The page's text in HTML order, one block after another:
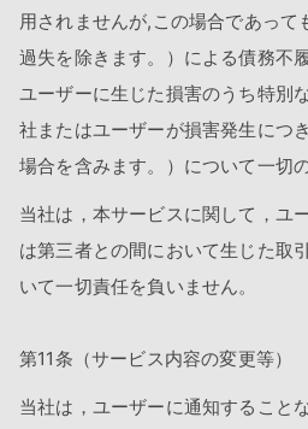
用されませんが,この場合であって
過失を除きます。）による債務不
ユーザーに生じた損害のうち特別
社またはユーザーが損害発生につ
場合を含みます。）について一切
当社は，本サービスに関して，ユ
は第三者との間において生じた取
いて一切責任を負いません。
第11条（サービス内容の変更等）
当社は，ユーザーに通知すること